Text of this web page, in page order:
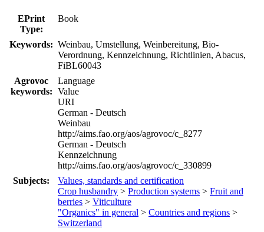
EPrint
Type:
Book
Keywords: Weinbau, Umstellung, Weinbereitung, Bio-
Verordnung, Kennzeichnung, Richtlinien, Abacus,
FiBL60043
Agrovoc
keywords:
Language
Value
URI
German - Deutsch
Weinbau
http://aims.fao.org/aos/agrovoc/c_8277
German - Deutsch
Kennzeichnung
http://aims.fao.org/aos/agrovoc/c_330899
Subjects:
Values, standards and certification
Crop husbandry > Production systems > Fruit and
berries > Viticulture
"Organics" in general > Countries and regions >
Switzerland